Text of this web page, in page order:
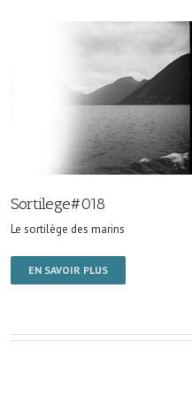
Sortilege#018
Le sortilège des marins
EN SAVOIR PLUS